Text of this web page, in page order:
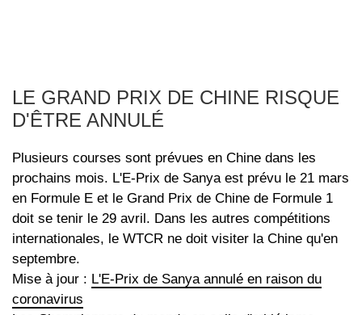
LE GRAND PRIX DE CHINE RISQUE
D'ÊTRE ANNULÉ
Plusieurs courses sont prévues en Chine dans les
prochains mois. L'E-Prix de Sanya est prévu le 21 mars
en Formule E et le Grand Prix de Chine de Formule 1
doit se tenir le 29 avril. Dans les autres compétitions
internationales, le WTCR ne doit visiter la Chine qu'en
septembre.
Mise à jour : L'E-Prix de Sanya annulé en raison du
coronavirus